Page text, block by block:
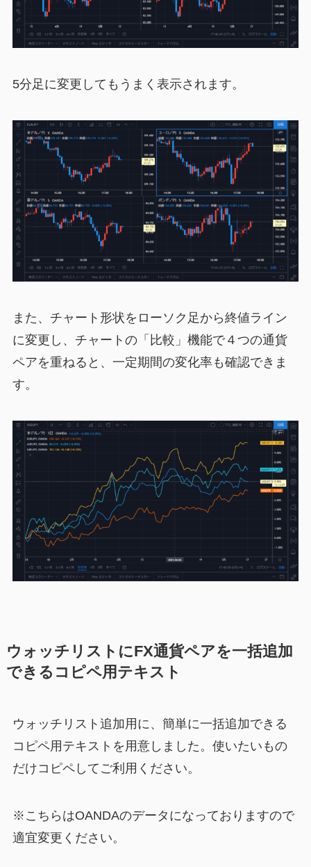
5分足に変更してもうまく表示されます。
また、チャート形状をローソク足から終値ライン
に変更し、チャートの「比較」機能で４つの通貨
ペアを重ねると、一定期間の変化率も確認できま
す。
ウォッチリストにFX通貨ペアを一括追加
できるコピペ用テキスト
ウォッチリスト追加用に、簡単に一括追加できる
コピペ用テキストを用意しました。使いたいもの
だけコピペしてご利用ください。
※こちらはOANDAのデータになっておりますので
適宜変更ください。